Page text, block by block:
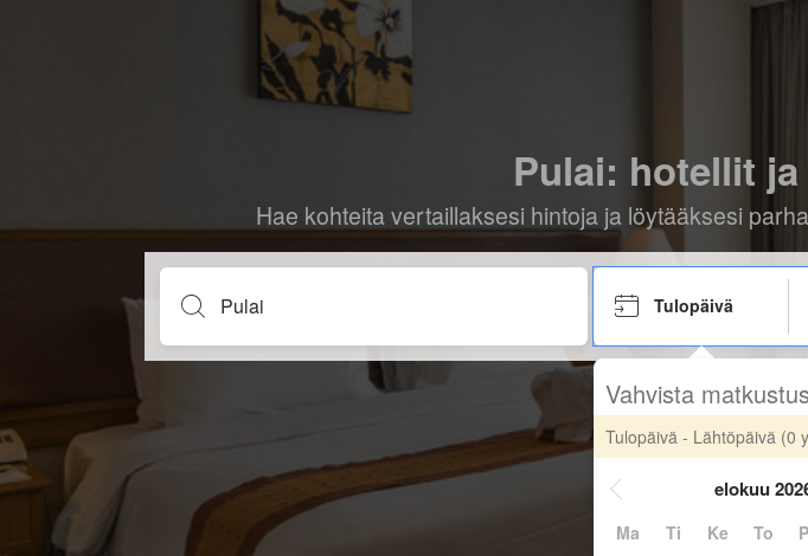
Pulai: hotellit
Hae kohteita vertaillaksesi hintoja ja löytääksesi
Tulopäivä
Vahvista
Tulopäivä - Lähtöpäivä (0
elokuu
Ma Ti Ke To